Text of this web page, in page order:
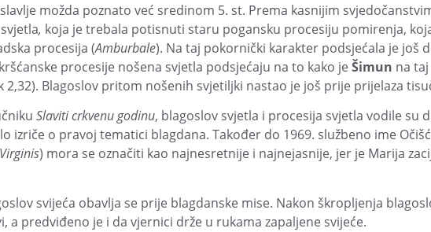
možda poznato već sredinom 5. st. Prema kasnijim
, koja je trebala potisnuti staru pogan­sku procesiju pomirenja,
procesija (Amburbale). Na taj pokornički karakter podsjećala je još
procesije nošena svjetla podsjećaju na to kako jeŠimun na
2,32). Blagoslov pritom nošenih svjetiljki nastao je još prije prijelaza
Slaviti crkvenu godinu, blagoslov svjetla i procesija svjetla vodile su
izriče o pravoj tematici blagdana. Također do 1969. službeno ime
Virginis) mora se označiti kao najnesretnije i najnejasnije, jer je Marija
svijeća obavlja se prije blagdanske mise. Nakon škropljenja
a predviđeno je i da vjernici drže u rukama zapaljene svijeće.